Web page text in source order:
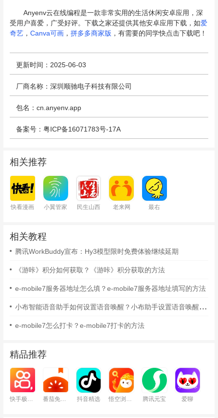
Anyenv云在线编程是一款非常实用的生活休闲安卓应用，深
受用户喜爱，广受好评。下载之家还提供其他安卓应用下载，如爱
奇艺， Canva可画， 拼多多商家版 ，有需要的同学快点击下载吧！
更新时间：2025-06-03
厂商名称：深圳顺驰电子科技有限公司
包名：cn.anyenv.app
备案号：粤ICP备16071783号-17A
相关推荐
快看漫画 小翼管家 民生山西 老来网 最右
相关教程
腾讯WorkBuddy宣布：Hy3模型限时免费体验继续延期
《游咔》积分如何获取？《游咔》积分获取的方法
e-mobile7服务器地址怎么填？e-mobile7服务器地址填写的方法
小布智能语音助手如何设置语音唤醒？小布助手设置语音唤醒的方法
e-mobile7怎么打卡？e-mobile7打卡的方法
精品推荐
快手极速版 番茄免费小说 抖音精选 悟空浏览器 腾讯元宝 爱聊